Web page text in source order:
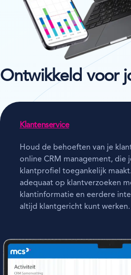
Ontwikkeld voor
Klantenservice
Houd de behoeften van je
online CRM management, die
klantprofiel toegankelijk
adequaat op klantverzoeken
klantinformatie en eerdere
altijd klantgericht kunt werken.